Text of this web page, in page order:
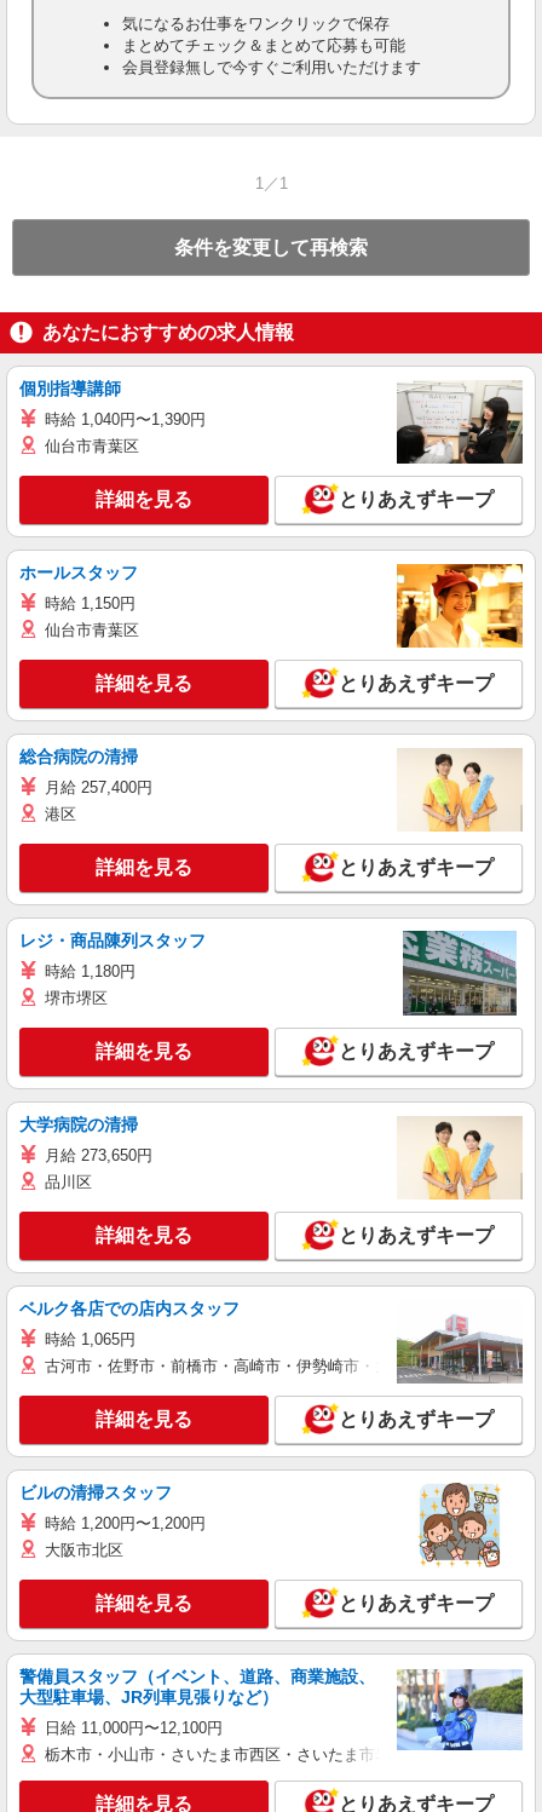
気になるお仕事をワンクリックで保存
まとめてチェック＆まとめて応募も可能
会員登録無しで今すぐご利用いただけます
1／1
条件を変更して再検索
あなたにおすすめの求人情報
個別指導講師
時給 1,040円〜1,390円
仙台市青葉区
詳細を見る とりあえずキープ
ホールスタッフ
時給 1,150円
仙台市青葉区
詳細を見る とりあえずキープ
総合病院の清掃
月給 257,400円
港区
詳細を見る とりあえずキープ
レジ・商品陳列スタッフ
時給 1,180円
堺市堺区
詳細を見る とりあえずキープ
大学病院の清掃
月給 273,650円
品川区
詳細を見る とりあえずキープ
ベルク各店での店内スタッフ
時給 1,065円
古河市・佐野市・前橋市・高崎市・伊勢崎市・太田市・館林市・藤
詳細を見る とりあえずキープ
ビルの清掃スタッフ
時給 1,200円〜1,200円
大阪市北区
詳細を見る とりあえずキープ
警備員スタッフ（イベント、道路、商業施設、
大型駐車場、JR列車見張りなど）
日給 11,000円〜12,100円
栃木市・小山市・さいたま市西区・さいたま市岩槻区・久喜市・蓮田
詳細を見る とりあえずキープ